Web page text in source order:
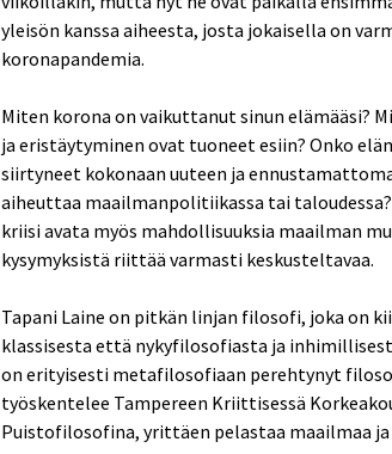
yleisön kanssa aiheesta, josta jokaisella on
koronapandemia.
Miten korona on vaikuttanut sinun elämääsi?
ja eristäytyminen ovat tuoneet esiin? Onko
siirtyneet kokonaan uuteen ja
aiheuttaa maailmanpolitiikassa tai
kriisi avata myös mahdollisuuksia maailman
kysymyksistä riittää varmasti keskusteltavaa.
Tapani Laine on pitkän linjan filosofi, joka on
klassisesta että nykyfilosofiasta ja
on erityisesti metafilosofiaan perehtynyt
työskentelee Tampereen Kriittisessä
Puistofilosofina, yrittäen pelastaa maailmaa